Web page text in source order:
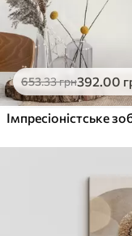
653.33грн392.00